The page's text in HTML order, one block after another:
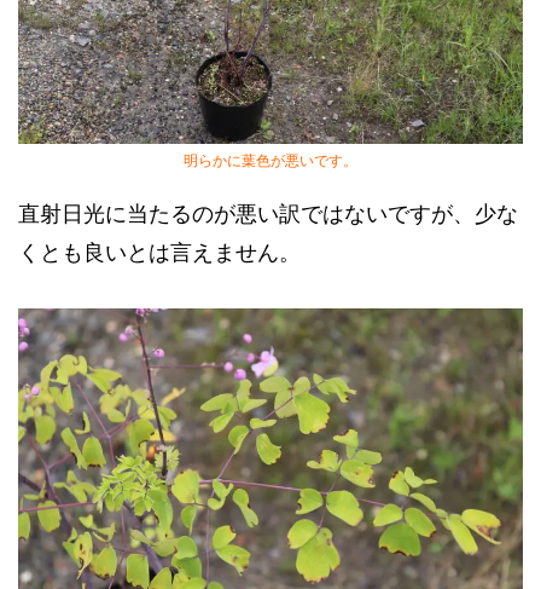
明らかに葉色が悪いです。
直射日光に当たるのが悪い訳ではないですが、少な
くとも良いとは言えません。